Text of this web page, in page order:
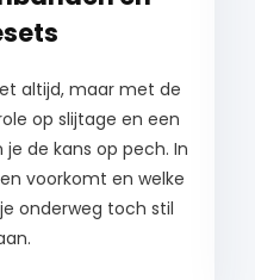
altijd, maar met de
op slijtage en een
de kans op pech. In
voorkomt en welke
onderweg toch stil